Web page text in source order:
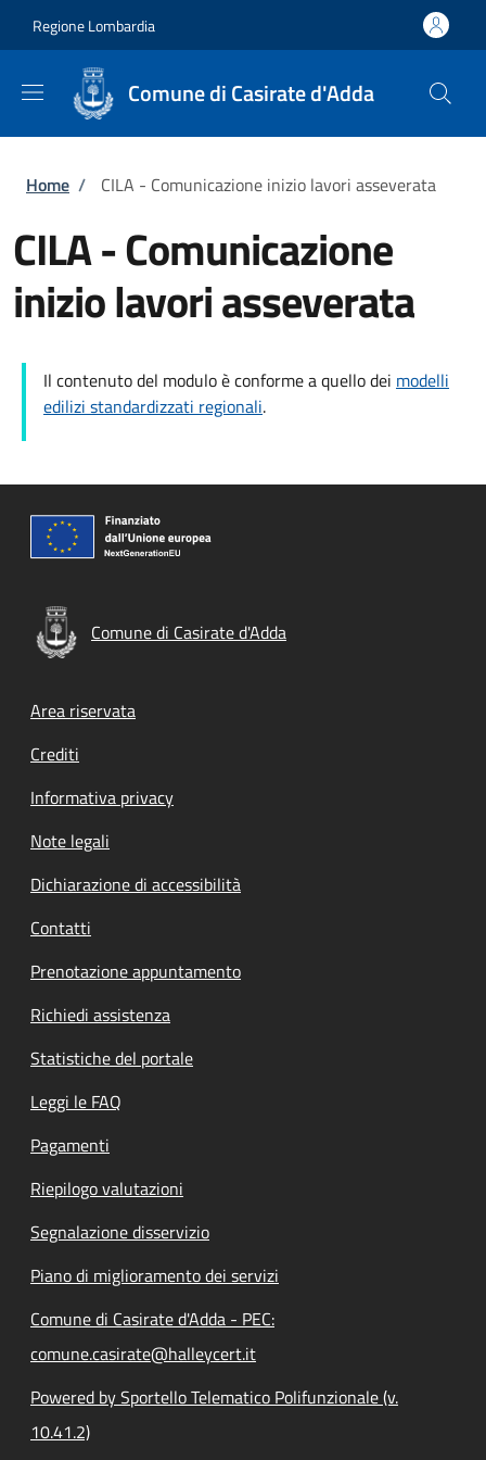
Regione Lombardia
Comune di Casirate d'Adda
Briciole di pane
Home / CILA - Comunicazione inizio lavori asseverata
CILA - Comunicazione
inizio lavori asseverata
Il contenuto del modulo è conforme a quello dei modelli
edilizi standardizzati regionali.
Comune di Casirate d'Adda
Footer menu
Area riservata
Crediti
Informativa privacy
Note legali
Dichiarazione di accessibilità
Contatti
Prenotazione appuntamento
Richiedi assistenza
Statistiche del portale
Leggi le FAQ
Pagamenti
Riepilogo valutazioni
Segnalazione disservizio
Piano di miglioramento dei servizi
Comune di Casirate d'Adda - PEC:
comune.casirate@halleycert.it
Powered by Sportello Telematico Polifunzionale (v.
10.41.2)